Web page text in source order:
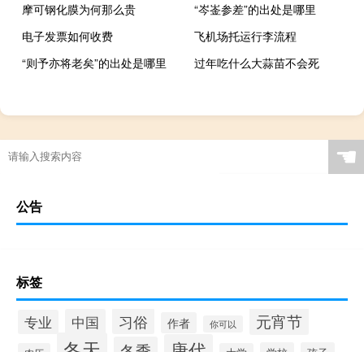
摩可钢化膜为何那么贵
“岑崟参差”的出处是哪里
电子发票如何收费
飞机场托运行李流程
“则予亦将老矣”的出处是哪里
过年吃什么大蒜苗不会死
☚
公告
标签
专业 中国 习俗 作者 你可以 元宵节